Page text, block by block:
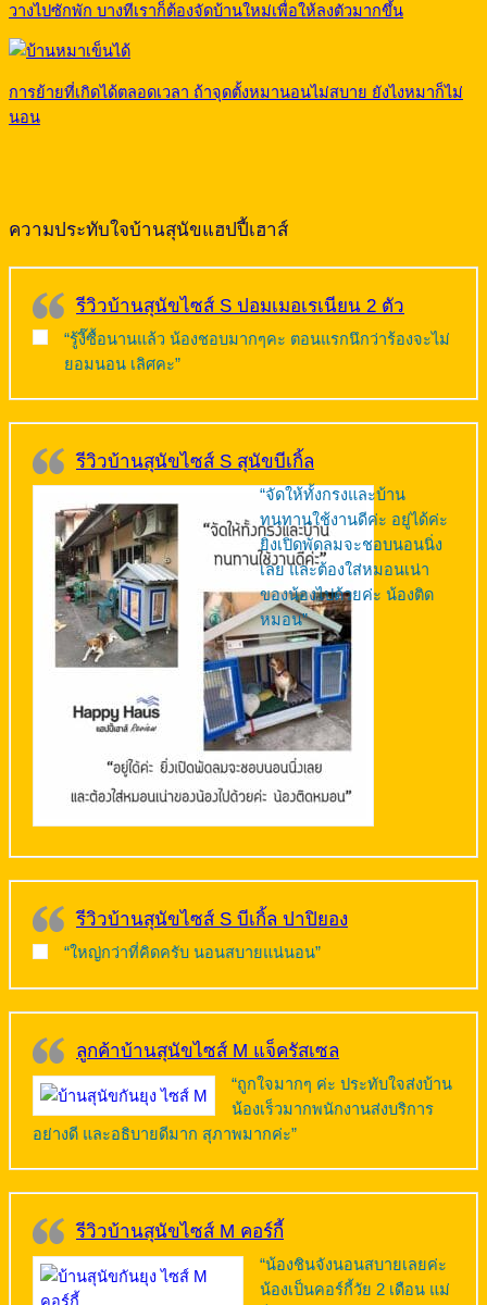
วางไปซักพัก บางทีเราก็ต้องจัดบ้านใหม่เพื่อให้ลงตัวมากขึ้น
การย้ายที่เกิดได้ตลอดเวลา ถ้าจุดตั้งหมานอนไม่สบาย ยังไงหมาก็ไม่
นอน
ความประทับใจบ้านสุนัขแฮปปี้เฮาส์
รีวิวบ้านสุนัขไซส์ S ปอมเมอเรเนียน 2 ตัว
“รู้งี๊ซื้อนานแล้ว น้องชอบมากๆคะ ตอนแรกนึกว่าร้องจะไม่
ยอมนอน เลิศคะ”
รีวิวบ้านสุนัขไซส์ S สุนัขบีเกิ้ล
“จัดให้ทั้งกรงและบ้าน
ทนทานใช้งานดีค่ะ อยู่ได้ค่ะ
ยิ่งเปิดพัดลมจะชอบนอนนิ่ง
เลย และต้องใส่หมอนเน่า
ของน้องไปด้วยค่ะ น้องติด
หมอน”
รีวิวบ้านสุนัขไซส์ S บีเกิ้ล ปาปิยอง
“ใหญ่กว่าที่คิดครับ นอนสบายแน่นอน”
ลูกค้าบ้านสุนัขไซส์ M แจ็ครัสเซล
“ถูกใจมากๆ ค่ะ ประทับใจส่งบ้าน
น้องเร็วมากพนักงานส่งบริการ
อย่างดี และอธิบายดีมาก สุภาพมากค่ะ”
รีวิวบ้านสุนัขไซส์ M คอร์กี้
“น้องชินจังนอนสบายเลยค่ะ
น้องเป็นคอร์กี้วัย 2 เดือน แม่